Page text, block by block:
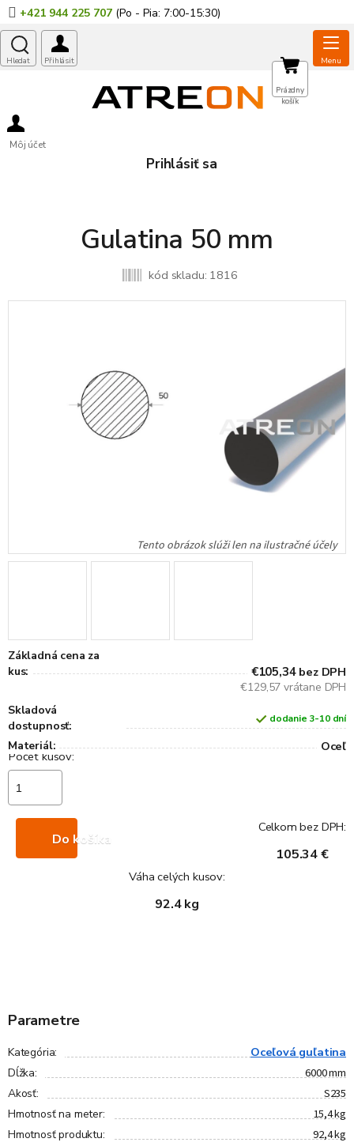
Prejsť
na
obsah
+421 944 225 707
Môj účet
Prihlásiť sa
NÁKUPNÝ
KOŠÍK
Prázdny
košík
Gulatina 50 mm
kód skladu: 1816
Základná cena za
kus:
€105,34 bez DPH
€129,57 vrátane DPH
Skladová
dostupnosť:
dodanie 3-10 dní
Materiál: Oceľ
Do košíka
Váha celých kusov:
92.4 kg
Celkom bez DPH:
105.34 €
Parametre
Kategória: Oceľová guľatina
Dĺžka: 6000 mm
Akosť: S235
Hmotnosť na meter: 15,4 kg
Hmotnosť produktu: 92,4 kg